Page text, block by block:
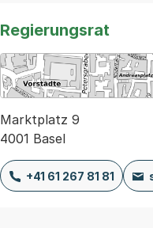
Regierungsrat
Marktplatz 9
4001 Basel
+41 61 267 81 81